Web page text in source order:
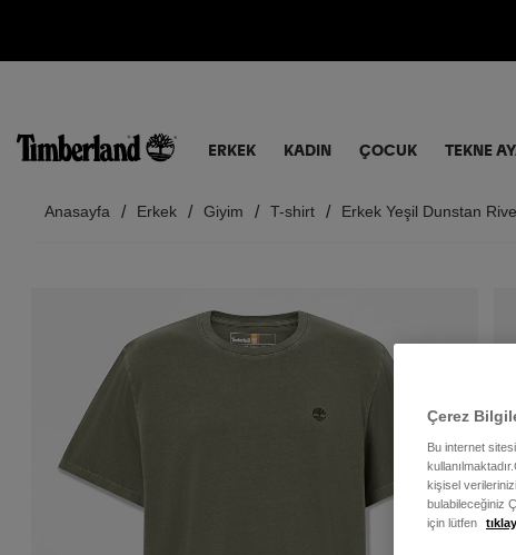
ERKEK KADIN ÇOCUK TEKNE
Anasayfa Erkek Giyim T-shirt Erkek Yeşil Dunstan
Çerez
Bu internet
kişisel
bulabileceğiniz
için lütfen